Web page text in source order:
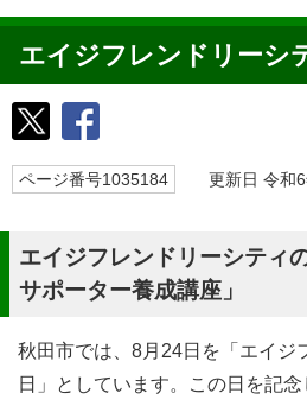
エイジフレンドリーシ
ページ番号1035184 更新日 令和6
エイジフレンドリーシティ
サポーター養成講座」
秋田市では、8月24日を「エイジ
日」としています。この日を記